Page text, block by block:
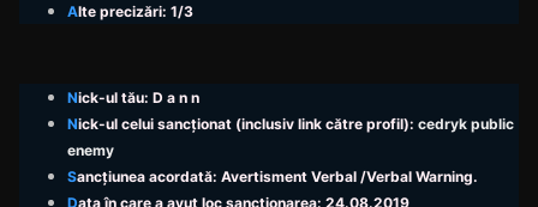
Alte precizări: 1/3
Nick-ul tău: D a n n
Nick-ul celui sancționat (inclusiv link către profil): cedryk public
enemy
Sancțiunea acordată: Avertisment Verbal /Verbal Warning.
Data în care a avut loc sancționarea: 24.08.2019